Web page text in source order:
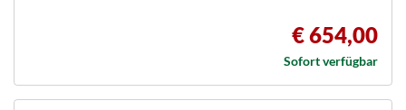
€ 654,00
Sofort verfügbar